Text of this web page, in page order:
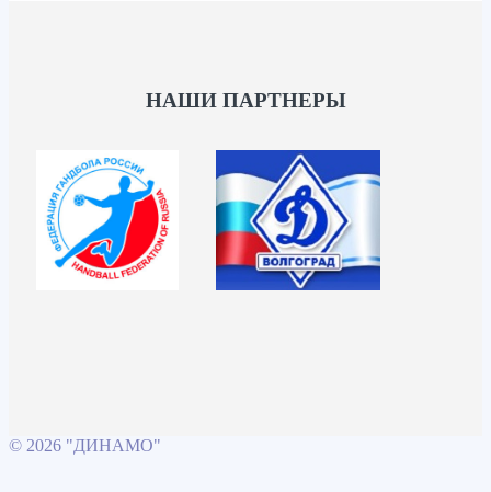
НАШИ ПАРТНЕРЫ
© 2026 "ДИНАМО"